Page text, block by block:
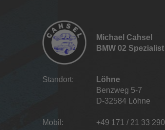
Michael Cahsel
BMW 02 Spezialist
Standort:
Löhne
Benzweg 5-7
D-32584 Löhne
Mobil: +49 171 / 21 33 290